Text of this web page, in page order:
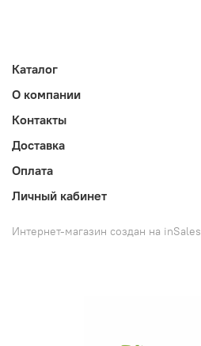
Каталог
О компании
Контакты
Доставка
Оплата
Личный кабинет
Интернет-магазин создан на inSales